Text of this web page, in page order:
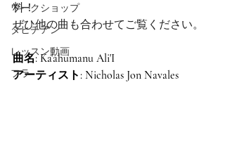
ワークショップ
タヒチアン
レッスン動画
フラ
料！
ぜひ他の曲も合わせてご覧ください。
曲名: Ka'ahumanu Ali'I
アーティスト: Nicholas Jon Navales